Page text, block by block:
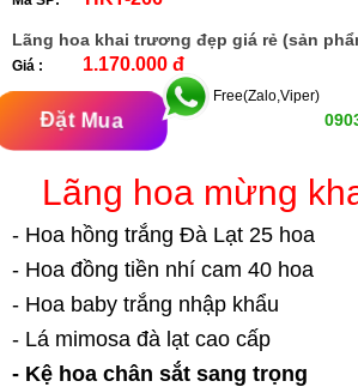
Lãng hoa khai trương đẹp giá rẻ (sản
Giá : 1.170.000 đ
Đặt Mua
Free(Zalo,Viper)
Lãng hoa mừng
- Hoa hồng trắng Đà Lạt 25 hoa
- Hoa đồng tiền nhí cam 40 hoa
- Hoa baby trắng nhập khẩu
- Lá mimosa đà lạt cao cấp
- Kệ hoa chân sắt sang trọng